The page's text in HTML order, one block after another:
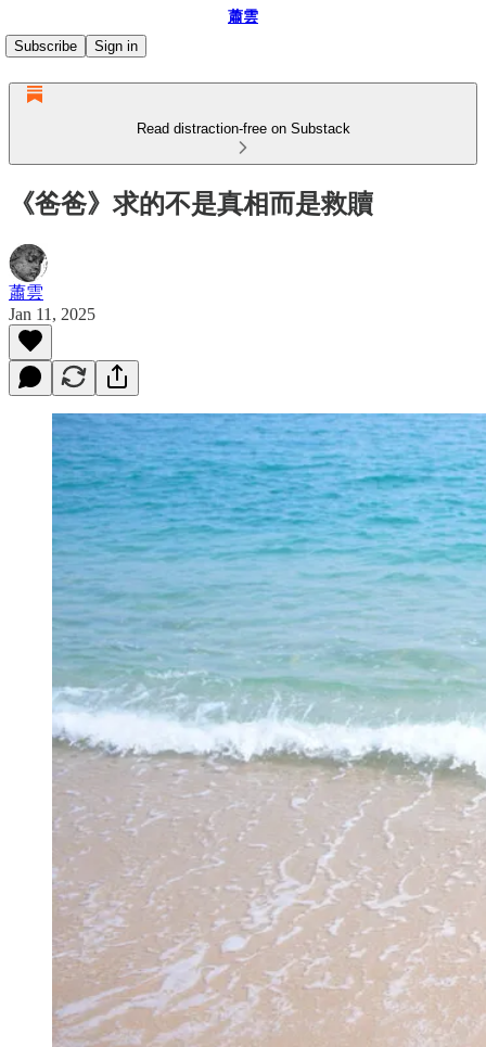
蕭雲
Subscribe
Sign in
Read distraction-free on Substack
《爸爸》求的不是真相而是救贖
蕭雲
Jan 11, 2025